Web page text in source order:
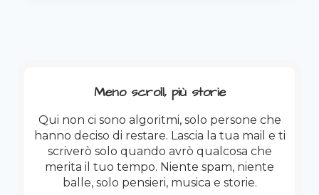
Meno scroll, più storie
Qui non ci sono algoritmi, solo persone che
hanno deciso di restare. Lascia la tua mail e ti
scriverò solo quando avrò qualcosa che
merita il tuo tempo. Niente spam, niente
balle, solo pensieri, musica e storie.